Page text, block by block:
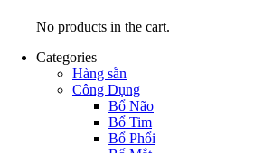
No products in the cart.
Categories
Hàng sẵn
Công Dụng
Bổ Não
Bổ Tim
Bổ Phổi